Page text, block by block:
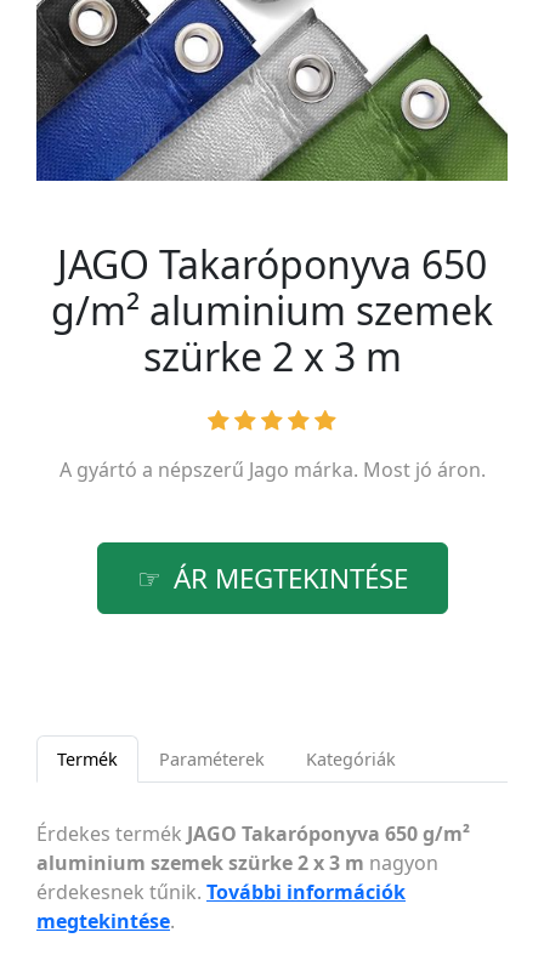
JAGO Takaróponyva 650
g/m² aluminium szemek
szürke 2 x 3 m
A gyártó a népszerű Jago márka. Most jó áron.
ÁR MEGTEKINTÉSE
Termék Paraméterek Kategóriák
Érdekes termék JAGO Takaróponyva 650 g/m²
aluminium szemek szürke 2 x 3 m nagyon
érdekesnek tűnik. További információk
megtekintése.